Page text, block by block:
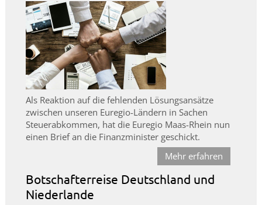
Als Reaktion auf die fehlenden Lösungsansätze
zwischen unseren Euregio-Ländern in Sachen
Steuerabkommen, hat die Euregio Maas-Rhein nun
einen Brief an die Finanzminister geschickt.
Mehr erfahren
Botschafterreise Deutschland und
Niederlande